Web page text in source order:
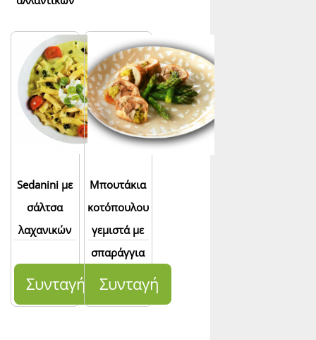
Sedanini με
σάλτσα
λαχανικών
Συνταγή
Μπουτάκια
κοτόπουλου
γεμιστά με
σπαράγγια
Συνταγή